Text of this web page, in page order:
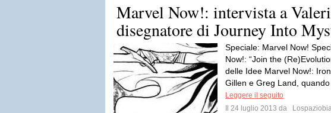
Marvel Now!: intervista a
disegnatore di Journey Into
Speciale: Marvel Now!
Now!: “Join the
delle Idee Marvel Now!:
Gillen e Greg Land, quando
Leggere il seguito
Il 24 luglio 2013 da